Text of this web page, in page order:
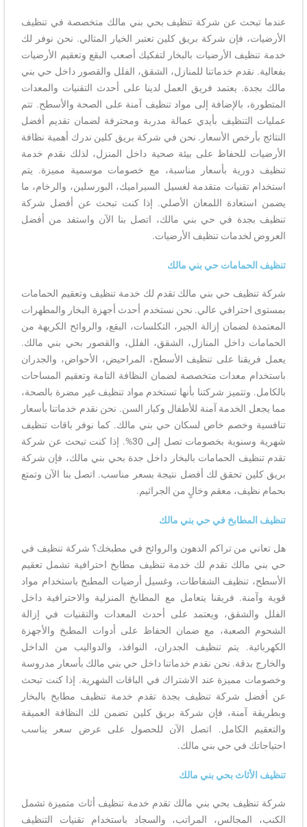
عندما تبحث عن شركة تنظيف بحي بني مالك متخصصة في تنظيف
الأرضيات، فإن شركة بريق كلين تعتبر الخيار المثالي. نحن نوفر لك
خدمة تنظيف الأرضيات بالبخار لتفكيك أصعب البقع وتعقيم الأرضيات
بفعالية. نقدم خدماتنا للمنازل، الشقق، الفلل والقصور داخل حي بني
مالك بجدة. يعتمد فريق العمل لدينا على أحدث التقنيات والمعدات
المتطورة، بالإضافة إلى مواد تنظيف آمنة على الصحة والأسطح. تتم
عمليات التنظيف بأيدي عمالة مدربة ومحترفة لضمان تقديم أفضل
النتائج بأرخص الأسعار. نحن في شركة بريق كلين ندرك أهمية نظافة
الأرضيات للحفاظ على بيئة صحية داخل المنزل، لذلك نقدم خدمة
تنظيف دورية بأسعار مناسبة، مع خصومات موسمية مميزة. يتم
استخدام تقنيات متقدمة لغسيل السيراميك، البورسلين، والرخام، ما
يضمن استعادة اللمعان الأصلي. إذا كنت تبحث عن أفضل شركة
تنظيف بجدة في حي بني مالك، اتصل بنا الآن واستفد من أفضل
العروض لخدمات تنظيف الأرضيات.
تنظيف الحمامات حي بني مالك
شركة تنظيف حي بني مالك تقدم لك خدمة تنظيف وتعقيم الحمامات
بمستوى احترافي عالي. نحن نستخدم أحدث أجهزة البخار والمطهرات
المعتمدة لضمان إزالة الجير، التكلسات، البقع، والروائح الكريهة من
الحمامات داخل المنازل، الشقق، الفلل، والقصور بحي بني مالك.
يعمل فريقنا على تنظيف الأسطح، المراحيض، الأحواض، والجدران
باستخدام معدات متخصصة لضمان النظافة التامة وتعقيم المساحات
بالكامل. وتتميز شركتنا بأنها تستخدم مواد تنظيف غير مضرة بالصحة،
مما يجعل الخدمة آمنة للأطفال وكبار السن. نحن نقدم خدماتنا بأسعار
تنافسية وخصم خاص لسكان حي بني مالك. كما نوفر باقات تنظيف
شهرية وسنوية بخصومات تصل إلى 30%. إذا كنت تبحث عن شركة
تقدم تنظيف الحمامات بالبخار داخل جدة بحي بني مالك، فإن شركة
بريق كلين تحقق لك أفضل نتيجة بسعر مناسب. اتصل بنا الآن وتمتع
بحمام نظيف، معقم وخالٍ من الجراثيم.
تنظيف المطابخ في حي بني مالك
هل تعاني من تراكم الدهون والروائح في مطبخك؟ شركة تنظيف في
حي بني مالك تقدم لك خدمة تنظيف مطابخ احترافية تشمل تعقيم
الأسطح، تنظيف الشفاطات، وغسيل أرضيات المطبخ باستخدام مواد
قوية وآمنة. فريقنا يتعامل مع المطابخ المنزلية والاحترافية داخل
الفلل والشقق، ويعتمد على أحدث المعدات والتقنيات في إزالة
الشحوم الصعبة، مع ضمان الحفاظ على أدوات المطبخ والأجهزة
الكهربائية. يتم تنظيف الجدران، النوافذ، والدواليب من الداخل
والخارج بدقة. نحن نقدم خدماتنا داخل حي بني مالك بأسعار مدروسة
وخصومات مميزة عند الاشتراك في الباقات الشهرية. إذا كنت تبحث
عن أفضل شركة تنظيف بجدة تقدم خدمة تنظيف مطابخ بالبخار
وبطريقة آمنة، فإن شركة بريق كلين تضمن لك النظافة العميقة
والتعقيم الكامل. اتصل الآن للحصول على عرض سعر يناسب
احتياجاتك في حي بني مالك.
تنظيف الأثاث بحي بني مالك
شركة تنظيف بحي بني مالك تقدم خدمة تنظيف أثاث متميزة تشمل
الكنب، المجالس، المراتب، والسجاد باستخدام تقنيات التنظيف